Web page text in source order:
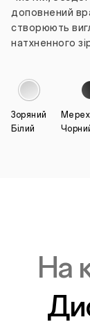
доповнений
створюють
натхненного
Зоряний
Білий
На